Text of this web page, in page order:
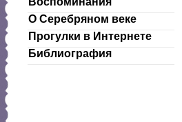
О Серебряном веке
Прогулки в Интернете
Библиография